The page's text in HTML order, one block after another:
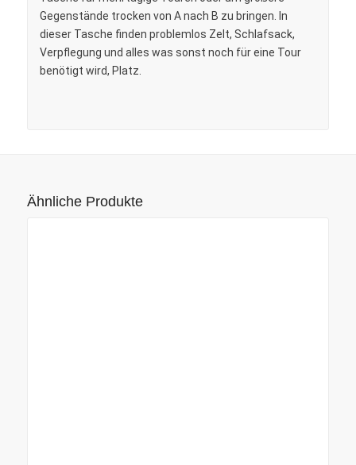
Gegenstände trocken von A nach B zu bringen. In
dieser Tasche finden problemlos Zelt, Schlafsack,
Verpflegung und alles was sonst noch für eine Tour
benötigt wird, Platz.
Ähnliche Produkte